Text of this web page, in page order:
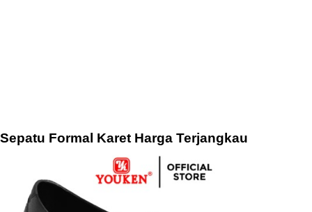
Sepatu Formal Karet Harga Terjangkau